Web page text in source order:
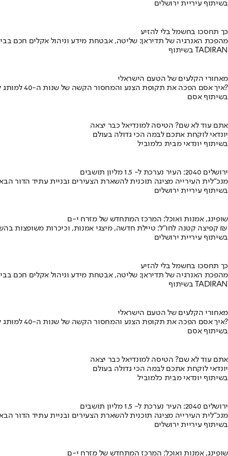
בשיתוף עיריית ירושלים
כך תחסכו בחשמל בלי להזיע
מהפכת האנרגיה של תדיראן: שליטה, אבטחת מידע וניהול אקלים חכם
בשיתוף TADIRAN
מאחורי הקלעים של הטעם הישראלי
איך אסם הפכה את תקופת הצנע והמחסור הקשה של שנות ה-40 למותג לאומי?
בשיתוף אסם
אתם עוד לא שם? הטיסה למונדיאל כבר יצאה
יונדאי לוקחת אתכם לבמה הכי גדולה בעולם
בשיתוף יונדאי מבית כלמוביל
ירושלים 2040: העיר נערכת ל- 1.5 מליון תושבים
מנכ"לית העירייה מציגה תוכנית להשארת הצעירים ובניית עתיד הדור
בשיתוף עיריית ירושלים
שופינג, אמנות ואוכל: המרכז המתחדש של מזרח י-ם
קפיצה קטנה לחו"ל: טיילת חדשה, מיצגי אמנות, וכיכרות משופצות בהשקעה של 100 מיליון ₪
בשיתוף עיריית ירושלים
כך תחסכו בחשמל בלי להזיע
מהפכת האנרגיה של תדיראן: שליטה, אבטחת מידע וניהול אקלים חכם
בשיתוף TADIRAN
מאחורי הקלעים של הטעם הישראלי
איך אסם הפכה את תקופת הצנע והמחסור הקשה של שנות ה-40 למותג לאומי?
בשיתוף אסם
אתם עוד לא שם? הטיסה למונדיאל כבר יצאה
יונדאי לוקחת אתכם לבמה הכי גדולה בעולם
בשיתוף יונדאי מבית כלמוביל
ירושלים 2040: העיר נערכת ל- 1.5 מליון תושבים
מנכ"לית העירייה מציגה תוכנית להשארת הצעירים ובניית עתיד הדור
בשיתוף עיריית ירושלים
שופינג, אמנות ואוכל: המרכז המתחדש של מזרח י-ם